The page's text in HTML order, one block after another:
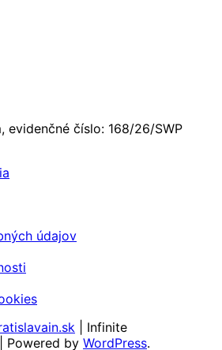
evidenčné číslo: 168/26/SWP
údajov
| Infinite
| Powered by WordPress.